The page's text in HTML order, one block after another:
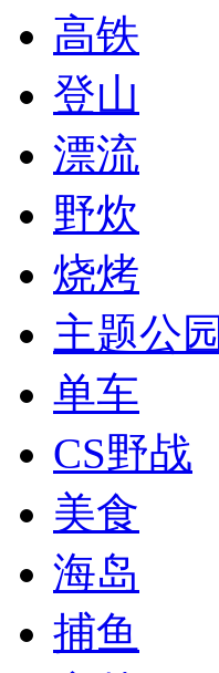
高铁
登山
漂流
野炊
烧烤
主题公园
单车
CS野战
美食
海岛
捕鱼